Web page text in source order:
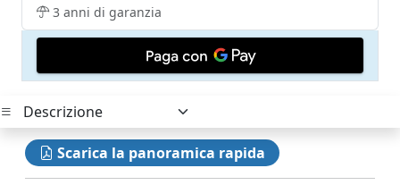
3 anni di garanzia
Scarica la panoramica rapida